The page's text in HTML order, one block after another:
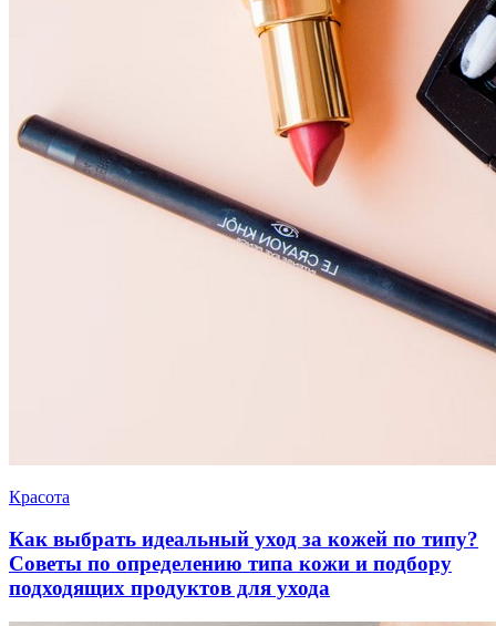
Красота
Как выбрать идеальный уход за кожей по типу?
Советы по определению типа кожи и подбору
подходящих продуктов для ухода